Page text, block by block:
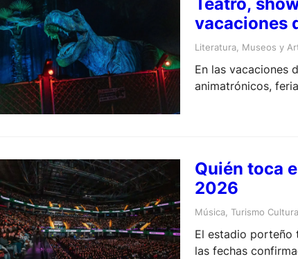
vacaciones
Literatura Museos y
En las vacaciones
animatrónicos,
Quién toca
2026
Música, Turismo
El estadio porteño
las fechas